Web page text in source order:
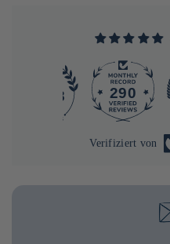
4278
Verifiziert von